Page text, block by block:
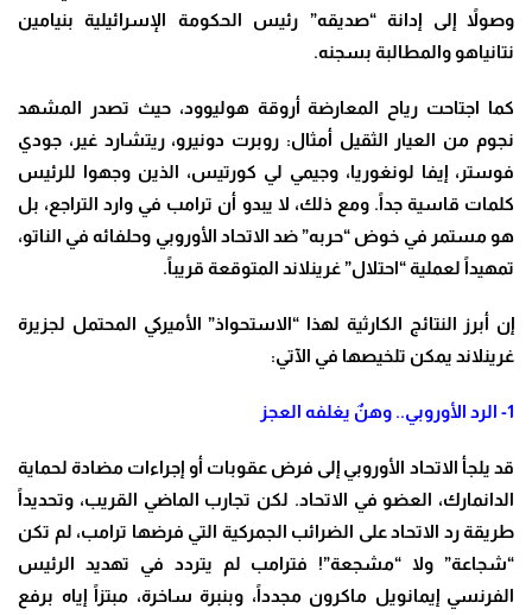
وصولاً إلى إدانة “صديقه” رئيس الحكومة الإسرائيلية بنيامين
نتانياهو والمطالبة بسجنه.
كما اجتاحت رياح المعارضة أروقة هوليوود، حيث تصدر المشهد
نجوم من العيار الثقيل أمثال: روبرت دونيرو، ريتشارد غير، جودي
فوستر، إيفا لونغوريا، وجيمي لي كورتيس، الذين وجهوا للرئيس
كلمات قاسية جداً. ومع ذلك، لا يبدو أن ترامب في وارد التراجع، بل
هو مستمر في خوض “حربه” ضد الاتحاد الأوروبي وحلفائه في الناتو،
تمهيداً لعملية “احتلال” غرينلاند المتوقعة قريباً.
إن أبرز النتائج الكارثية لهذا “الاستحواذ” الأميركي المحتمل لجزيرة
غرينلاند يمكن تلخيصها في الآتي:
1- الرد الأوروبي.. وهنٌ يغلفه العجز
قد يلجأ الاتحاد الأوروبي إلى فرض عقوبات أو إجراءات مضادة لحماية
الدانمارك، العضو في الاتحاد. لكن تجارب الماضي القريب، وتحديداً
طريقة رد الاتحاد على الضرائب الجمركية التي فرضها ترامب، لم تكن
“شجاعة” ولا “مشجعة”! فترامب لم يتردد في تهديد الرئيس
الفرنسي إيمانويل ماكرون مجدداً، وبنبرة ساخرة، مبتزاً إياه برفع